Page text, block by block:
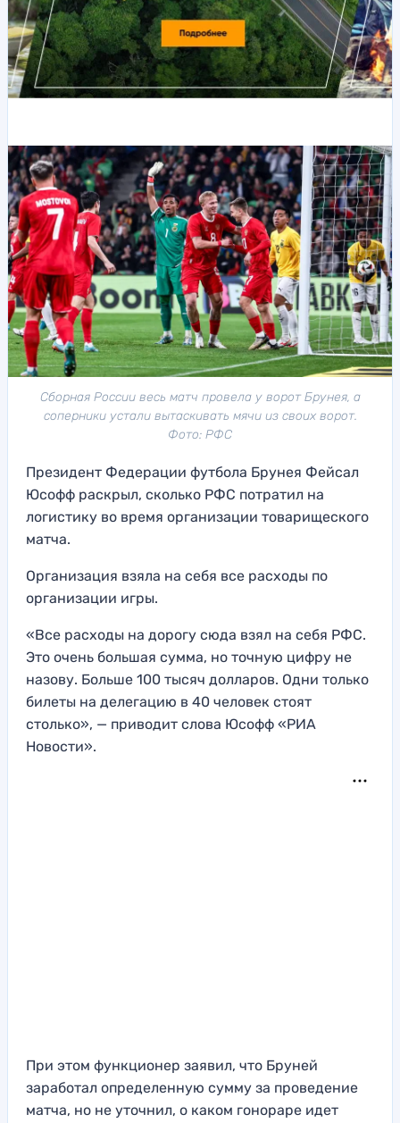
Сборная России весь матч провела у ворот Брунея, а
соперники устали вытаскивать мячи из своих ворот.
Фото: РФС
Президент Федерации футбола Брунея Фейсал
Юсофф раскрыл, сколько РФС потратил на
логистику во время организации товарищеского
матча.
Организация взяла на себя все расходы по
организации игры.
«Все расходы на дорогу сюда взял на себя РФС.
Это очень большая сумма, но точную цифру не
назову. Больше 100 тысяч долларов. Одни только
билеты на делегацию в 40 человек стоят
столько», — приводит слова Юсофф «РИА
Новости».
При этом функционер заявил, что Бруней
заработал определенную сумму за проведение
матча, но не уточнил, о каком гонораре идет